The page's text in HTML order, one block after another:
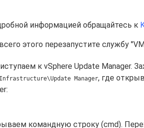
информацией обращайтесь к
этого перезапустите службу
к vSphere Update Manager.
Manager, где
командную строку (cmd).